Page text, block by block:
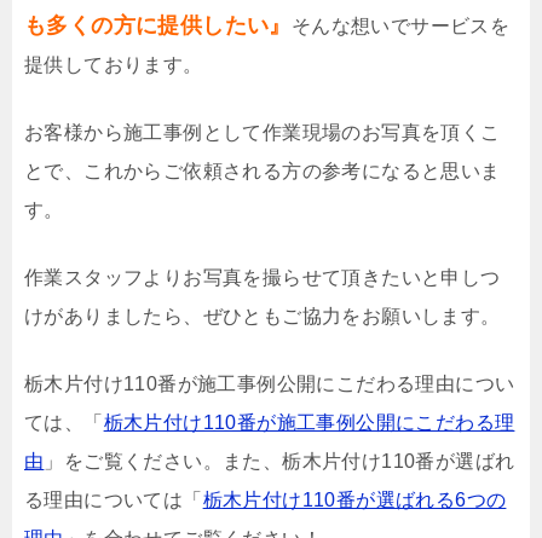
も多くの方に提供したい』
そんな想いでサービスを
提供しております。
お客様から施工事例として作業現場のお写真を頂くこ
とで、これからご依頼される方の参考になると思いま
す。
作業スタッフよりお写真を撮らせて頂きたいと申しつ
けがありましたら、ぜひともご協力をお願いします。
栃木片付け110番が施工事例公開にこだわる理由につい
ては、「 栃木片付け110番が施工事例公開にこだわる理
由 」をご覧ください。また、栃木片付け110番が選ばれ
る理由については「 栃木片付け110番が選ばれる6つの